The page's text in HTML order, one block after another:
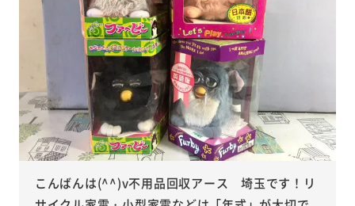
こんばんは(^^)v不用品回収アース 埼玉です！リ